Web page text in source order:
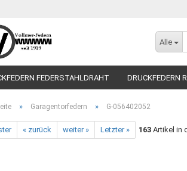
Alle
FEDERSTAHLDRAHT DRUCKFEDERN
» Garagentorfedern » G-056402052
« zurück weiter » Letzter » 163 Artikel in